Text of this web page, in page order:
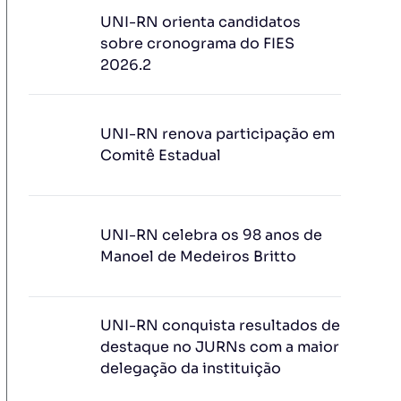
UNI-RN orienta candidatos
sobre cronograma do FIES
2026.2
UNI-RN renova participação em
Comitê Estadual
UNI-RN celebra os 98 anos de
Manoel de Medeiros Britto
UNI-RN conquista resultados de
destaque no JURNs com a maior
delegação da instituição